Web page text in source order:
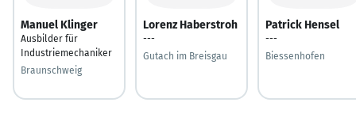
Manuel Klinger
Ausbilder für
Industriemechaniker
Braunschweig
Lorenz Haberstroh
---
Gutach im Breisgau
Patrick Hensel
---
Biessenhofen